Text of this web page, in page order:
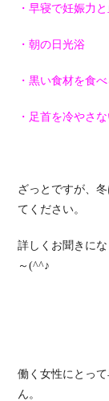
・早寝で妊娠力
・朝の日光浴
・黒い食材を食
・足首を冷やさ
ざっとですが、
てください。
詳しくお聞きに
～(^^♪
働く女性にとっ
ん。